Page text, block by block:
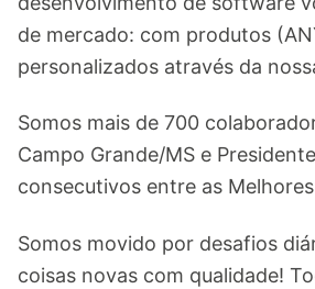
de mercado: com produtos
personalizados através da
Somos mais de 700
Campo Grande/MS e
consecutivos entre as
Somos movido por desafios
coisas novas com qualidade!